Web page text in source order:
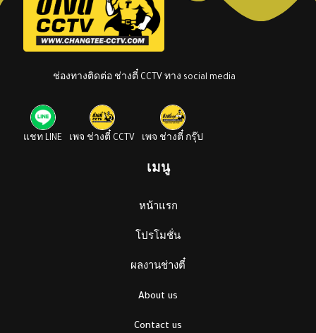
ช่องทางติดต่อ ช่างตี๋ CCTV ทาง social media
แชท LINE เพจ ช่างตี๋ CCTV เพจ ช่างตี๋ กรุ๊ป
เมนู
หน้าแรก
โปรโมชั่น
ผลงานช่างตี๋
About us
Contact us